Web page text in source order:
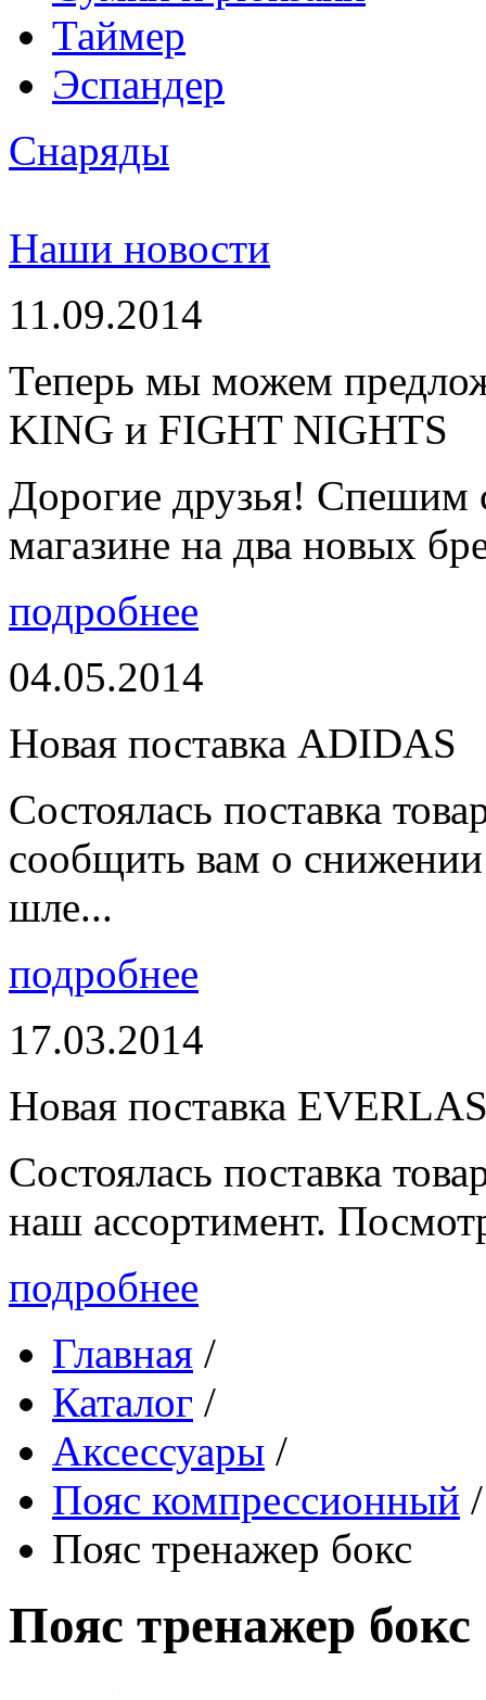
Таймер
Эспандер
Снаряды
Наши новости
11.09.2014
Теперь мы можем
KING и FIGHT NIGHTS
Дорогие друзья! Спешим
магазине на два новых
подробнее
04.05.2014
Новая поставка ADIDAS
Состоялась поставка
сообщить вам о
шле...
подробнее
17.03.2014
Новая поставка
Состоялась поставка
наш ассортимент.
подробнее
Главная /
Каталог /
Аксессуары /
Пояс компрессионный /
Пояс тренажер бокс
Пояс тренажер бокс